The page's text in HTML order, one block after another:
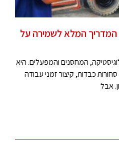
המדריך המלא לשמירה על
המחסנים והמפעלים. היא
כבדות, קיצור זמני עבודה
אבל